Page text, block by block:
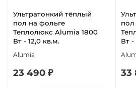
Ультратонкий тёплый
пол на фольге
Теплолюкс Alumia 1800
Вт - 12,0 кв.м.
Alumia
23 490 ₽
пол
Вт -
33